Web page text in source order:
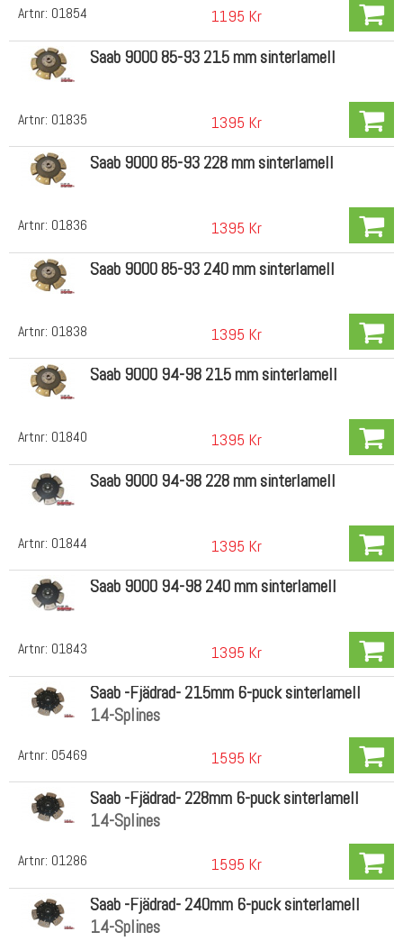
Artnr: 01854 1195 Kr
Artnr: 01835
Saab 9000 85-93 215 mm sinterlamell
1395 Kr
Artnr: 01836
Saab 9000 85-93 228 mm sinterlamell
1395 Kr
Artnr: 01838
Saab 9000 85-93 240 mm sinterlamell
1395 Kr
Artnr: 01840
Saab 9000 94-98 215 mm sinterlamell
1395 Kr
Artnr: 01844
Saab 9000 94-98 228 mm sinterlamell
1395 Kr
Artnr: 01843
Saab 9000 94-98 240 mm sinterlamell
1395 Kr
Artnr: 05469
Saab -Fjädrad- 215mm 6-puck sinterlamell
14-Splines
1595 Kr
Artnr: 01286
Saab -Fjädrad- 228mm 6-puck sinterlamell
14-Splines
1595 Kr
Saab -Fjädrad- 240mm 6-puck sinterlamell
14-Splines